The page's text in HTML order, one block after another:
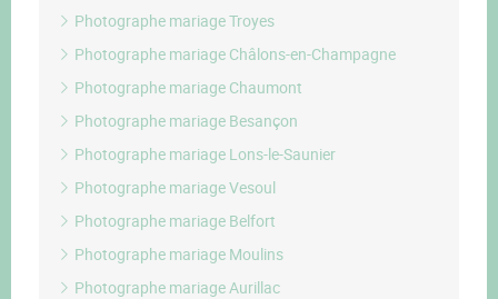
Photographe mariage Troyes
Photographe mariage Châlons-en-Champagne
Photographe mariage Chaumont
Photographe mariage Besançon
Photographe mariage Lons-le-Saunier
Photographe mariage Vesoul
Photographe mariage Belfort
Photographe mariage Moulins
Photographe mariage Aurillac